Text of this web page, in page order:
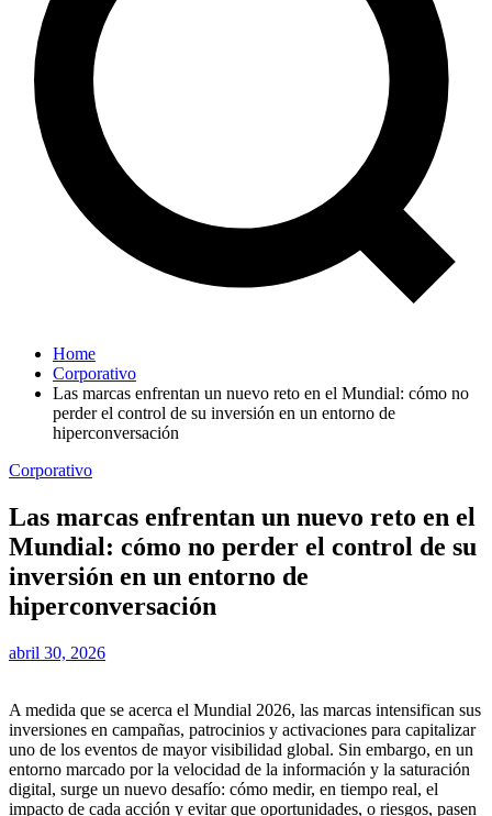
Home
Corporativo
Las marcas enfrentan un nuevo reto en el Mundial: cómo no
perder el control de su inversión en un entorno de
hiperconversación
Corporativo
Las marcas enfrentan un nuevo reto en el
Mundial: cómo no perder el control de su
inversión en un entorno de
hiperconversación
abril 30, 2026
A medida que se acerca el Mundial 2026, las marcas intensifican sus
inversiones en campañas, patrocinios y activaciones para capitalizar
uno de los eventos de mayor visibilidad global. Sin embargo, en un
entorno marcado por la velocidad de la información y la saturación
digital, surge un nuevo desafío: cómo medir, en tiempo real, el
impacto de cada acción y evitar que oportunidades, o riesgos, pasen